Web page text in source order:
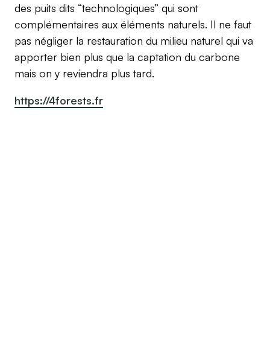
des puits dits “technologiques” qui sont
complémentaires aux éléments naturels. Il ne faut
pas négliger la restauration du milieu naturel qui va
apporter bien plus que la captation du carbone
mais on y reviendra plus tard.
https://4forests.fr